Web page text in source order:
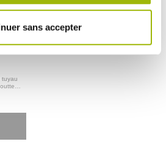
sans accepter
tuyau